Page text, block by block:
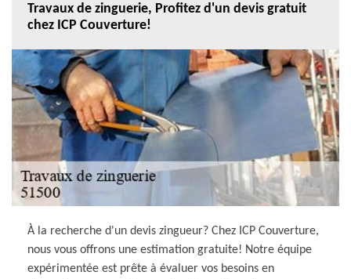
Travaux de zinguerie, Profitez d'un devis gratuit
chez ICP Couverture!
À la recherche d'un devis zingueur? Chez ICP Couverture,
nous vous offrons une estimation gratuite! Notre équipe
expérimentée est prête à évaluer vos besoins en